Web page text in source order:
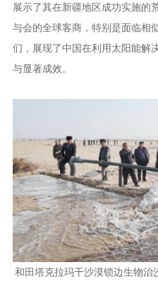
展示了其在新疆地区成功实施的
与会的全球客商，特别是面临相
们，展现了中国在利用太阳能解
与显著成效。
和田塔克拉玛干沙漠锁边生物治